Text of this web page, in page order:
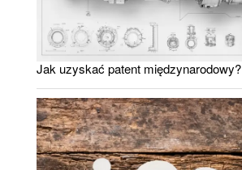
Jak uzyskać patent międzynarodowy?